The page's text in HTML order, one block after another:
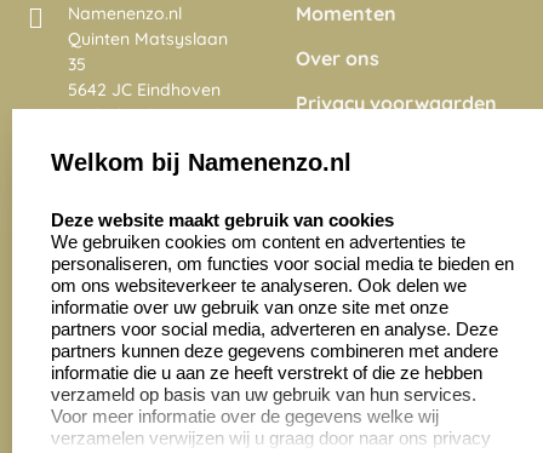
Namenenzo.nl
Quinten Matsyslaan
35
5642 JC Eindhoven
Nederland
4028 beoordelingen
Momenten
Over ons
Privacy voorwaarden
Onze vacatures
Zakelijk:
Aanvraag op maat
Cadeaubonnen
Klantenservice:
Contact opnemen
Veelgestelde vragen
Retourneren
Welkom bij Namenenzo.nl
Deze website maakt gebruik van cookies
We gebruiken cookies om content en advertenties te
personaliseren, om functies voor social media te bieden en
om ons websiteverkeer te analyseren. Ook delen we
informatie over uw gebruik van onze site met onze
partners voor social media, adverteren en analyse. Deze
partners kunnen deze gegevens combineren met andere
informatie die u aan ze heeft verstrekt of die ze hebben
verzameld op basis van uw gebruik van hun services.
Voor meer informatie over de gegevens welke wij
verzamelen verwijzen wij u graag door naar ons privacy